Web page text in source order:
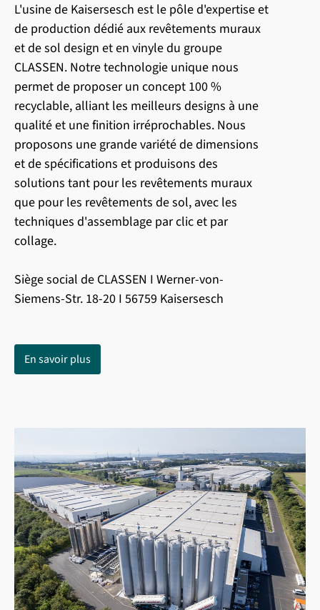
L'usine de Kaisersesch est le pôle d'expertise et
de production dédié aux revêtements muraux
et de sol design et en vinyle du groupe
CLASSEN. Notre technologie unique nous
permet de proposer un concept 100 %
recyclable, alliant les meilleurs designs à une
qualité et une finition irréprochables. Nous
proposons une grande variété de dimensions
et de spécifications et produisons des
solutions tant pour les revêtements muraux
que pour les revêtements de sol, avec les
techniques d'assemblage par clic et par
collage.
Siège social de CLASSEN I Werner-von-
Siemens-Str. 18-20 I 56759 Kaisersesch
En savoir plus